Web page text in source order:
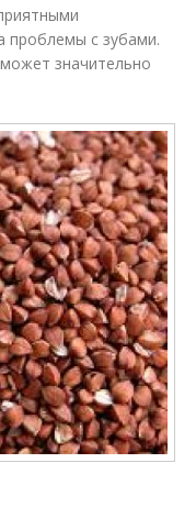
проблемы с зубами.
значительно